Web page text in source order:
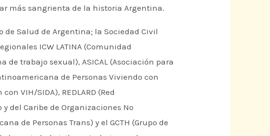
más sangrienta de la historia Argentina.
de Salud de Argentina; la Sociedad Civil
ICW LATINA (Comunidad
de trabajo sexual), ASICAL (Asociación para
de Personas Viviendo con
VIH/SIDA), REDLARD (Red
del Caribe de Organizaciones No
de Personas Trans) y el GCTH (Grupo de